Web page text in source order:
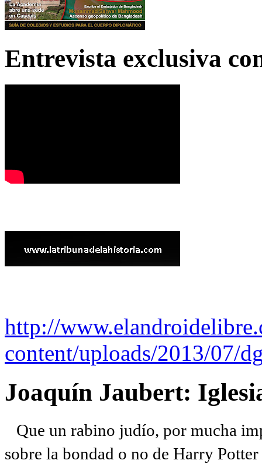
Entrevista exclusiva
http://
content/uploads/2013/07/
Joaquín Jaubert:
Que un rabino judío, por mucha
sobre la bondad o no de Harry